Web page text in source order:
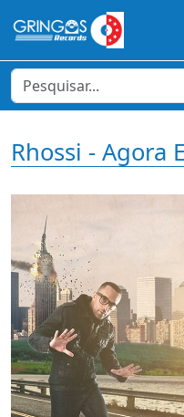
Rhossi - Agora